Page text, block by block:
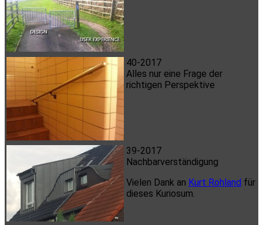
40-2017
Alles nur eine Frage der
richtigen Perspektive
39-2017
Nachbarverständigung
Vielen Dank an Kurt Rohland für
dieses Kuriosum.